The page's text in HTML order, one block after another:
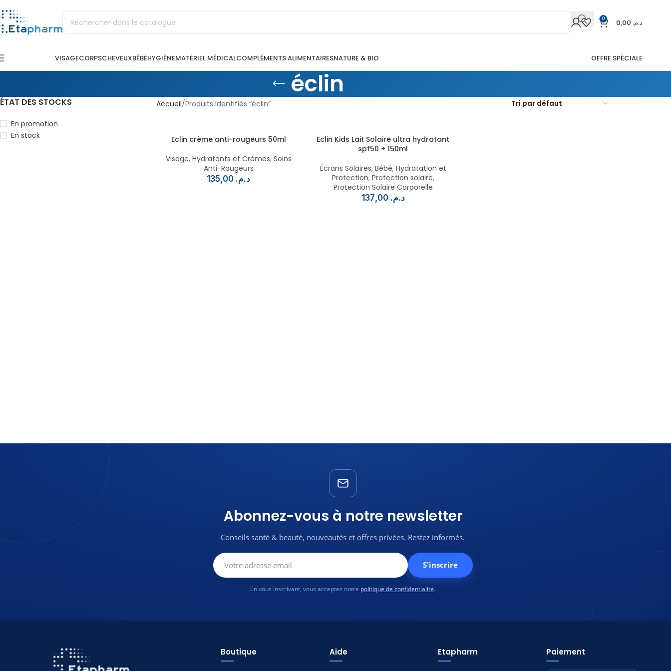
0 د.م.
VISAGECORPSCHEVEUXBÉBÉHYGIÈNEMATÉRIEL MÉDICALCOMPLÉMENTS ALIMENTAIRESNATURE & BIO OFFRE SPÉCIALE
éclin
ÉTAT DES STOCKS
En promotion
En stock
Accueil Produits identifiés “éclin”
Eclin crème anti-rougeurs 50ml
Visage, Hydratants et Crèmes, Soins
Anti-Rougeurs
د.م.
Eclin Kids Lait Solaire ultra hydratant
spf50 + 150ml
Écrans Solaires, Bébé, Hydratation et
Protection, Protection solaire,
Protection Solaire Corporelle
د.م. 137,00
Abonnez-vous à notre newsletter
Conseils santé & beauté, nouveautés et offres privées. Restez informés.
S'inscrire
En vous inscrivant, vous acceptez notre politique de confidentialité.
Boutique Aide Etapharm Paiement